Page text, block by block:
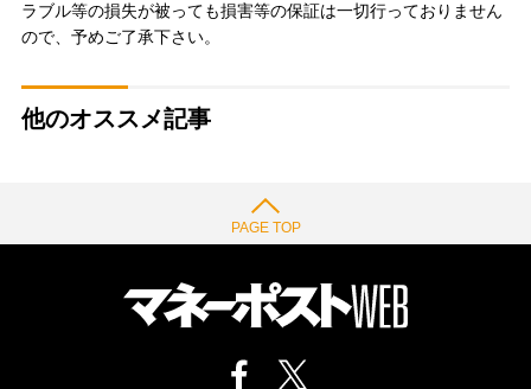
ラブル等の損失が被っても損害等の保証は一切行っておりません
ので、予めご了承下さい。
他のオススメ記事
PAGE TOP